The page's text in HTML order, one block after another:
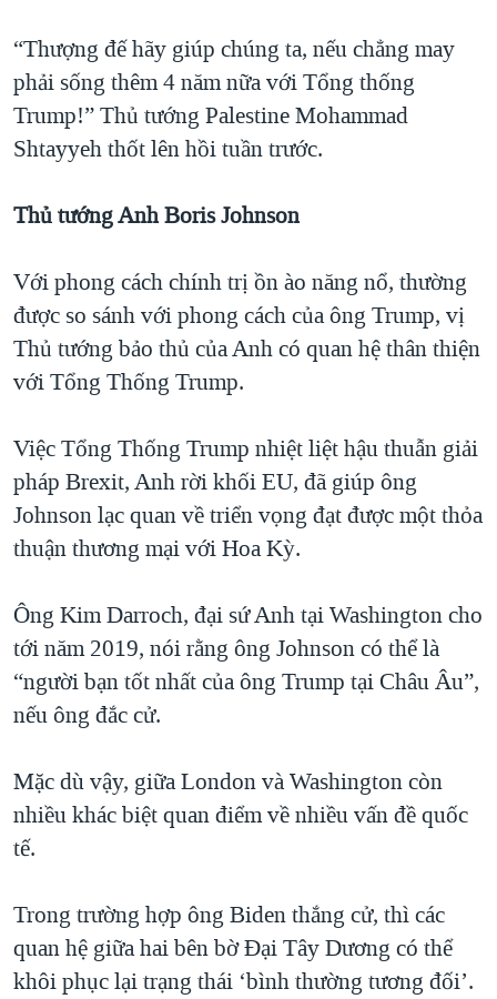
“Thượng đế hãy giúp chúng ta, nếu chẳng may
phải sống thêm 4 năm nữa với Tổng thống
Trump!” Thủ tướng Palestine Mohammad
Shtayyeh thốt lên hồi tuần trước.
Thủ tướng Anh Boris Johnson
Với phong cách chính trị ồn ào năng nổ, thường
được so sánh với phong cách của ông Trump, vị
Thủ tướng bảo thủ của Anh có quan hệ thân thiện
với Tổng Thống Trump.
Việc Tổng Thống Trump nhiệt liệt hậu thuẫn giải
pháp Brexit, Anh rời khối EU, đã giúp ông
Johnson lạc quan về triển vọng đạt được một thỏa
thuận thương mại với Hoa Kỳ.
Ông Kim Darroch, đại sứ Anh tại Washington cho
tới năm 2019, nói rằng ông Johnson có thể là
“người bạn tốt nhất của ông Trump tại Châu Âu”,
nếu ông đắc cử.
Mặc dù vậy, giữa London và Washington còn
nhiều khác biệt quan điểm về nhiều vấn đề quốc
tế.
Trong trường hợp ông Biden thắng cử, thì các
quan hệ giữa hai bên bờ Đại Tây Dương có thể
khôi phục lại trạng thái ‘bình thường tương đối’.